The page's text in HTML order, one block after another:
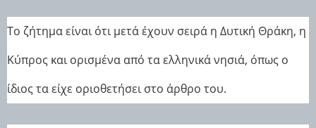
Το ζήτημα είναι ότι μετά έχουν σειρά η Δυτική Θράκη, η
Κύπρος και ορισμένα από τα ελληνικά νησιά, όπως ο
ίδιος τα είχε οριοθετήσει στο άρθρο του.